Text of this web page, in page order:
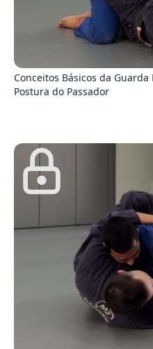
Conceitos Básicos da
Postura do Passador